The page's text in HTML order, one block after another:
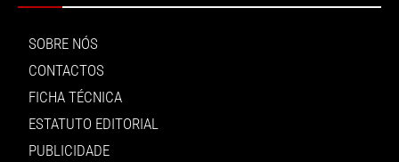
SOBRE NÓS
CONTACTOS
FICHA TÉCNICA
ESTATUTO EDITORIAL
PUBLICIDADE